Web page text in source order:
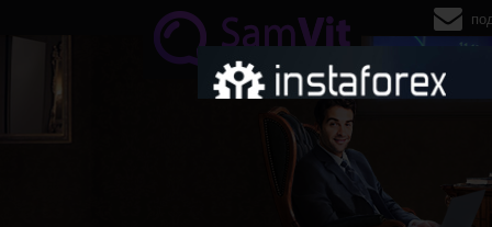
Перейти к основному содержанию